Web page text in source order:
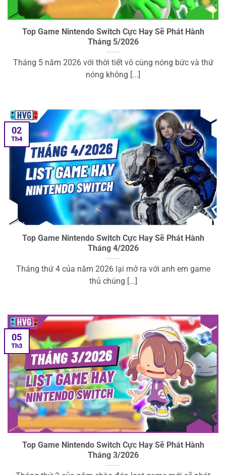
Top Game Nintendo Switch Cực Hay Sẽ Phát Hành
Tháng 5/2026
Tháng 5 năm 2026 với thời tiết vô cùng nóng bức và thứ
nóng không [...]
Top Game Nintendo Switch Cực Hay Sẽ Phát Hành
Tháng 4/2026
Tháng thứ 4 của năm 2026 lại mở ra với anh em game
thủ chúng [...]
02
Th4
Top Game Nintendo Switch Cực Hay Sẽ Phát Hành
Tháng 3/2026
05
Th3